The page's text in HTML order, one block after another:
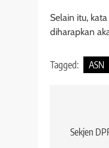
Selain itu,
diharapkan
Tagged: ASN
pos
Sekjen